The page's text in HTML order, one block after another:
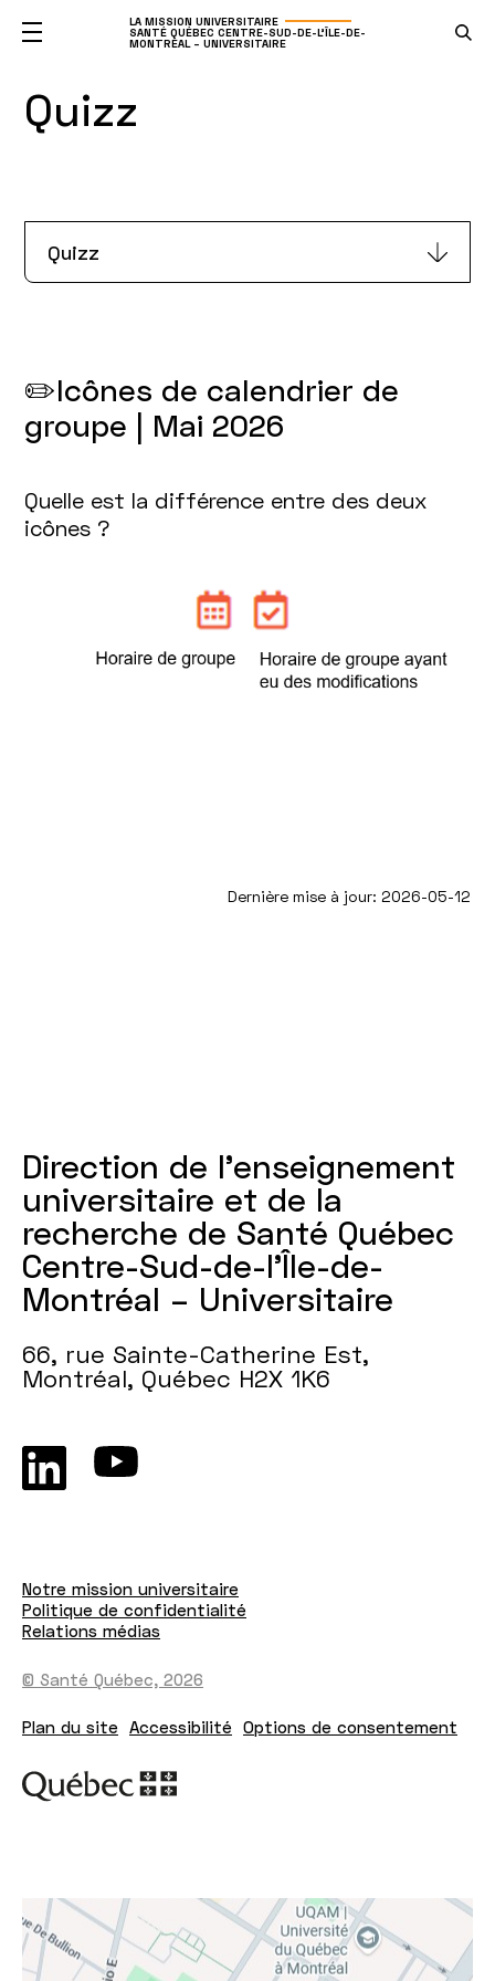
LA MISSION UNIVERSITAIRE
SANTÉ QUÉBEC CENTRE-SUD-DE-L'ÎLE-DE-
MONTRÉAL – UNIVERSITAIRE
Quizz
Quizz
✏️Icônes de calendrier de
groupe | Mai 2026
Quelle est la différence entre des deux
icônes ?
Dernière mise à jour: 2026-05-12
Direction de l'enseignement
universitaire et de la
recherche de Santé Québec
Centre-Sud-de-l’Île-de-
Montréal – Universitaire
66, rue Sainte-Catherine Est,
Montréal, Québec H2X 1K6
© Santé Québec, 2026
Plan du site Accessibilité Options de consentement
Notre mission universitaire
Politique de confidentialité
Relations médias